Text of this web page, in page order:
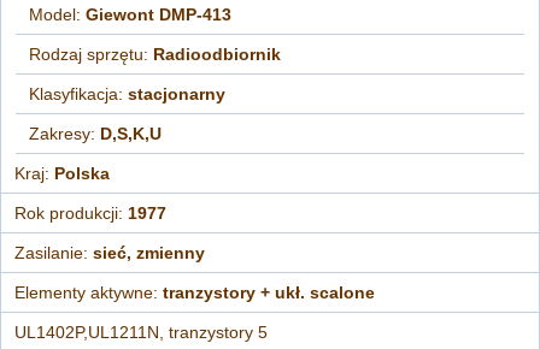
Model:Giewont DMP-413
Rodzaj sprzętu: Radioodbiornik
Klasyfikacja:stacjonarny
Zakresy: D,S,K,U
Kraj: Polska
Rok produkcji: 1977
Zasilanie:sieć, zmienny
Elementy aktywne:tranzystory + ukł. scalone
UL1402P,UL1211N, tranzystory 5